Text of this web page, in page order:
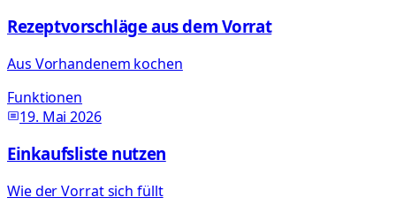
Rezeptvorschläge aus dem Vorrat
Aus Vorhandenem kochen
Funktionen
19. Mai 2026
Einkaufsliste nutzen
Wie der Vorrat sich füllt